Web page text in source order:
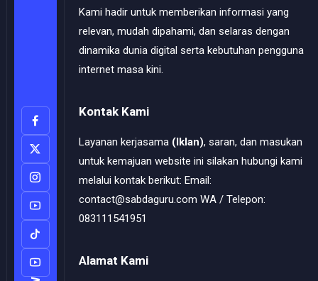
Kami hadir untuk memberikan informasi yang
relevan, mudah dipahami, dan selaras dengan
dinamika dunia digital serta kebutuhan pengguna
internet masa kini.
Kontak Kami
Layanan kerjasama (Iklan), saran, dan masukan
untuk kemajuan website ini silakan hubungi kami
melalui kontak berikut: Email:
contact@sabdaguru.com WA / Telepon:
083111541951
Alamat Kami